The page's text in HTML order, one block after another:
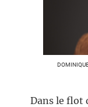
Dans le flot